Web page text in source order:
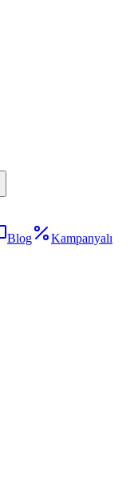
Blog
Kampanyalı